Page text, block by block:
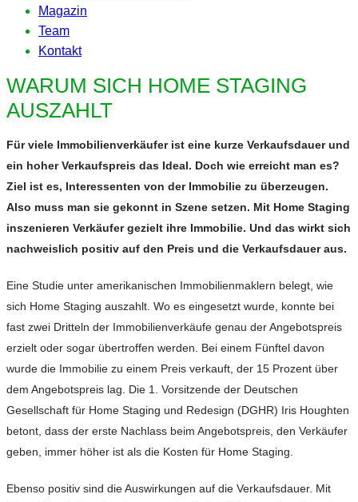
Magazin
Team
Kontakt
WARUM SICH HOME STAGING
AUSZAHLT
Für viele Immobilienverkäufer ist eine kurze Verkaufsdauer und
ein hoher Verkaufspreis das Ideal. Doch wie erreicht man es?
Ziel ist es, Interessenten von der Immobilie zu überzeugen.
Also muss man sie gekonnt in Szene setzen. Mit Home Staging
inszenieren Verkäufer gezielt ihre Immobilie. Und das wirkt sich
nachweislich positiv auf den Preis und die Verkaufsdauer aus.
Eine Studie unter amerikanischen Immobilienmaklern belegt, wie
sich Home Staging auszahlt. Wo es eingesetzt wurde, konnte bei
fast zwei Dritteln der Immobilienverkäufe genau der Angebotspreis
erzielt oder sogar übertroffen werden. Bei einem Fünftel davon
wurde die Immobilie zu einem Preis verkauft, der 15 Prozent über
dem Angebotspreis lag. Die 1. Vorsitzende der Deutschen
Gesellschaft für Home Staging und Redesign (DGHR) Iris Houghten
betont, dass der erste Nachlass beim Angebotspreis, den Verkäufer
geben, immer höher ist als die Kosten für Home Staging.
Ebenso positiv sind die Auswirkungen auf die Verkaufsdauer. Mit